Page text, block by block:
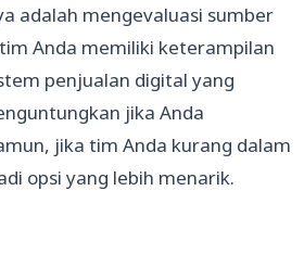
adalah mengevaluasi sumber
Anda memiliki keterampilan
penjualan digital yang
jika Anda
jika tim Anda kurang dalam
opsi yang lebih menarik.